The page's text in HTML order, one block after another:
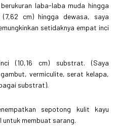
laba-laba muda hingga
cm) hingga dewasa, saya
setidaknya empat inci
(10,16 cm) substrat. (Saya
vermiculite, serat kelapa,
substrat).
sepotong kulit kayu
membuat sarang.